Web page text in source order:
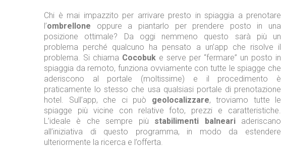
Chi è mai impazzito per arrivare presto in spiaggia a prenotare
l’ombrellone oppure a piantarlo per prendere posto in una
posizione ottimale? Da oggi nemmeno questo sarà più un
problema perché qualcuno ha pensato a un’app che risolve il
problema. Si chiama Cocobuk e serve per “fermare” un posto in
spiaggia da remoto, funziona ovviamente con tutte le spiagge che
aderiscono al portale (moltissime) e il procedimento è
praticamente lo stesso che usa qualsiasi portale di prenotazione
hotel. Sull’app, che ci può geolocalizzare, troviamo tutte le
spiagge più vicine con relative foto, prezzi e caratteristiche.
L’ideale è che sempre più stabilimenti balneariaderiscano
all’iniziativa di questo programma, in modo da estendere
ulteriormente la ricerca e l’offerta.